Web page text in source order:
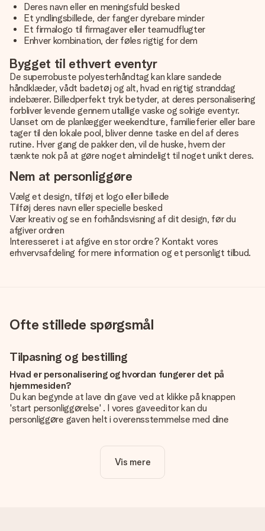
Deres navn eller en meningsfuld besked
Et yndlingsbillede, der fanger dyrebare minder
Et firmalogo til firmagaver eller teamudflugter
Enhver kombination, der føles rigtig for dem
Bygget til ethvert eventyr
De superrobuste polyesterhåndtag kan klare sandede
håndklæder, vådt badetøj og alt, hvad en rigtig stranddag
indebærer. Billedperfekt tryk betyder, at deres personalisering
forbliver levende gennem utallige vaske og solrige eventyr.
Uanset om de planlægger weekendture, familieferier eller bare
tager til den lokale pool, bliver denne taske en del af deres
rutine. Hver gang de pakker den, vil de huske, hvem der
tænkte nok på at gøre noget almindeligt til noget unikt deres.
Nem at personliggøre
Vælg et design, tilføj et logo eller billede
Tilføj deres navn eller specielle besked
Vær kreativ og se en forhåndsvisning af dit design, før du
afgiver ordren
Interesseret i at afgive en stor ordre? Kontakt vores
erhvervsafdeling for mere information og et personligt tilbud.
Ofte stillede spørgsmål
Tilpasning og bestilling
Hvad er personalisering og hvordan fungerer det på
hjemmesiden?
Du kan begynde at lave din gave ved at klikke på knappen
'start personliggørelse' . I vores gaveeditor kan du
personliggøre gaven helt i overensstemmelse med dine
Er personalisering inkluderet i prisen?
Prisen der vises på hjemmesiden omfatter personliggørelse
Vis mere